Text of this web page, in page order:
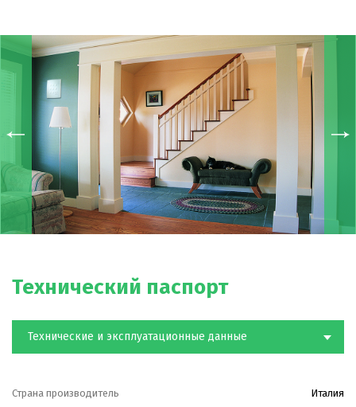
Технический паспорт
Технические и эксплуатационные данные
Страна производитель Италия